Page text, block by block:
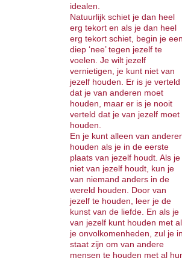
idealen.
Natuurlijk schiet je dan heel
erg tekort en als je dan heel
erg tekort schiet, begin je
diep ‘nee’ tegen jezelf te
voelen. Je wilt jezelf
vernietigen, je kunt niet van
jezelf houden. Er is je verteld
dat je van anderen moet
houden, maar er is je nooit
verteld dat je van jezelf moet
houden.
En je kunt alleen van
houden als je in de eerste
plaats van jezelf houdt. Als je
niet van jezelf houdt, kun je
van niemand anders in de
wereld houden. Door van
jezelf te houden, leer je de
kunst van de liefde. En als je
van jezelf kunt houden met al
je onvolkomenheden, zul je
staat zijn om van andere
mensen te houden met al